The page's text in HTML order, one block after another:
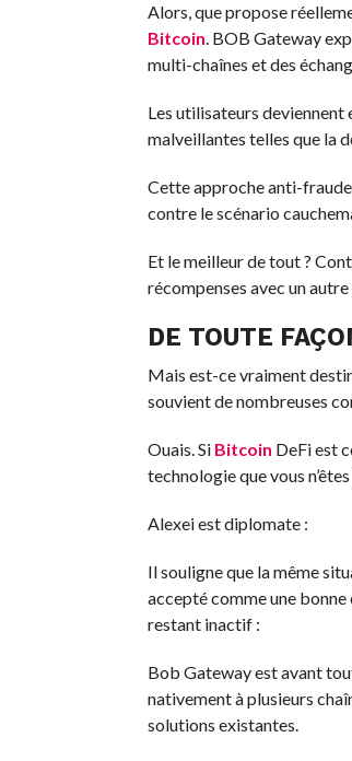
Alors, que propose
Bitcoin. BOB Gateway
multi-chaînes et des
Les utilisateurs deviennent
malveillantes telles que la
Cette approche anti-fraude
contre le scénario
Et le meilleur de tout ?
récompenses avec un autre
DE TOUTE
Mais est-ce vraiment
souvient de nombreuses
Ouais. Si Bitcoin DeFi est
technologie que vous
Alexei est diplomate :
Il souligne que la même
accepté comme une
restant inactif :
Bob Gateway est avant
nativement à plusieurs
solutions existantes.